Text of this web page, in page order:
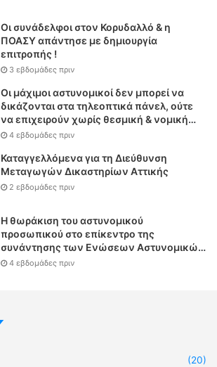
Οι συνάδελφοι στον Κορυδαλλό & η
ΠΟΑΣΥ απάντησε με δημιουργία
επιτροπής !
3 εβδομάδες πριν
Οι μάχιμοι αστυνομικοί δεν μπορεί να
δικάζονται στα τηλεοπτικά πάνελ, ούτε
να επιχειρούν χωρίς θεσμική & νομική
θωράκιση
4 εβδομάδες πριν
Καταγγελλόμενα για τη Διεύθυνση
Μεταγωγών Δικαστηρίων Αττικής
2 εβδομάδες πριν
Η θωράκιση του αστυνομικού
προσωπικού στο επίκεντρο της
συνάντησης των Ενώσεων Αστυνομικών
Υπαλλήλων Αθηνών και Θεσσαλονίκης
4 εβδομάδες πριν
(20)